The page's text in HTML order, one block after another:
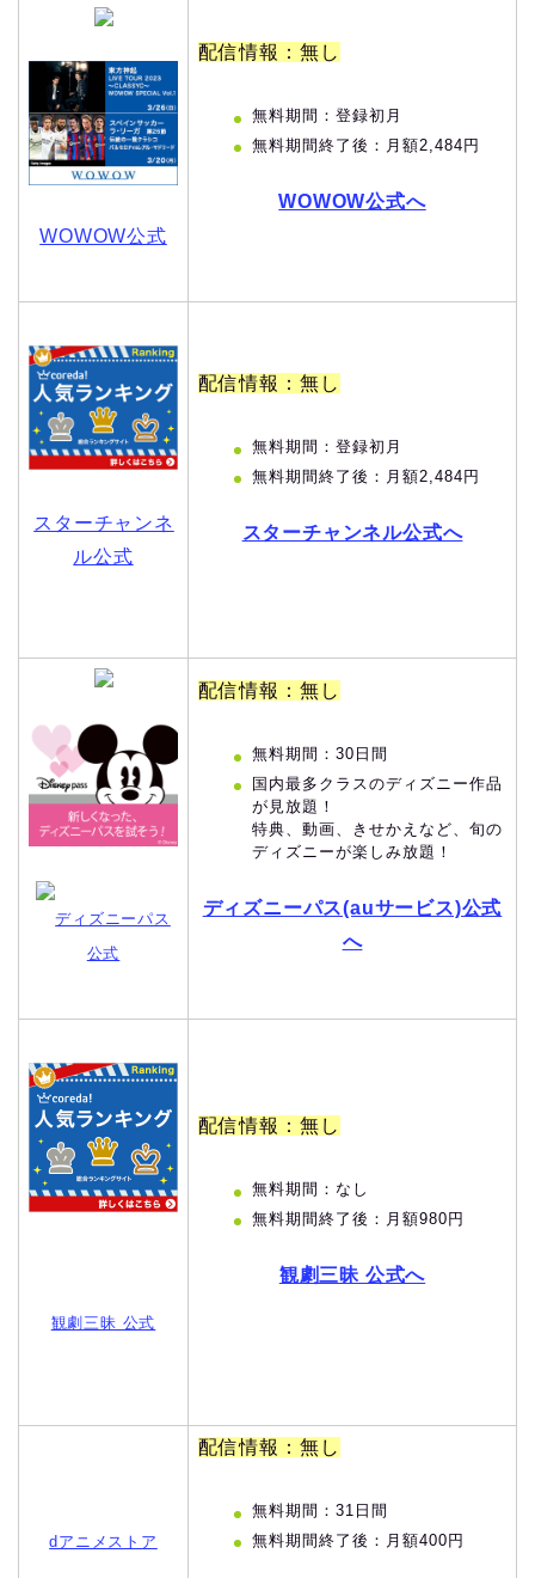
WOWOW公式
配信情報：無し
無料期間：登録初月
無料期間終了後：月額2,484円
WOWOW公式へ
スターチャンネ
ル公式
配信情報：無し
無料期間：登録初月
無料期間終了後：月額2,484円
スターチャンネル公式へ
ディズニーパス
公式
配信情報：無し
無料期間：30日間
国内最多クラスのディズニー作品
が見放題！
特典、動画、きせかえなど、旬の
ディズニーが楽しみ放題！
ディズニーパス(auサービス)公式
へ
観劇三昧 公式
配信情報：無し
無料期間：なし
無料期間終了後：月額980円
観劇三昧 公式へ
dアニメストア
配信情報：無し
無料期間：31日間
無料期間終了後：月額400円